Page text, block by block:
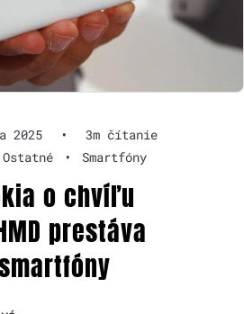
2025 •
3m čítanie
Ostatné • Smartfóny
o chvíľu
prestáva